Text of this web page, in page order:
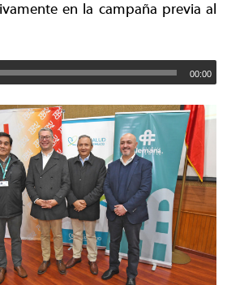
en la campaña previa al
00:00